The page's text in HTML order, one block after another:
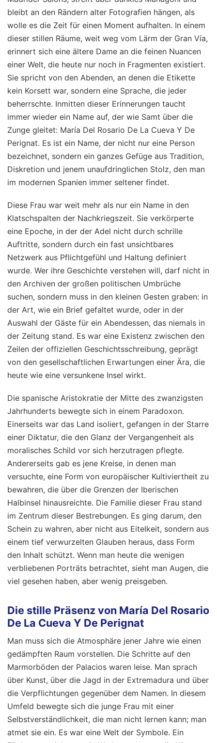
bleibt an den Rändern alter Fotografien hängen, als
wolle es die Zeit für einen Moment aufhalten. In einem
dieser stillen Räume, weit weg vom Lärm der Gran Vía,
erinnert sich eine ältere Dame an die feinen Nuancen
einer Welt, die heute nur noch in Fragmenten existiert.
Sie spricht von den Abenden, an denen die Etikette
kein Korsett war, sondern eine Sprache, die jeder
beherrschte. Inmitten dieser Erinnerungen taucht
immer wieder ein Name auf, der wie Samt über die
Zunge gleitet: María Del Rosario De La Cueva Y De
Perignat. Es ist ein Name, der nicht nur eine Person
bezeichnet, sondern ein ganzes Gefüge aus Tradition,
Diskretion und jenem unaufdringlichen Stolz, den man
im modernen Spanien immer seltener findet.
Diese Frau war weit mehr als nur ein Name in den
Klatschspalten der Nachkriegszeit. Sie verkörperte
eine Epoche, in der der Adel nicht durch schrille
Auftritte, sondern durch ein fast unsichtbares
Netzwerk aus Pflichtgefühl und Haltung definiert
wurde. Wer ihre Geschichte verstehen will, darf nicht in
den Archiven der großen politischen Umbrüche
suchen, sondern muss in den kleinen Gesten graben: in
der Art, wie ein Brief gefaltet wurde, oder in der
Auswahl der Gäste für ein Abendessen, das niemals in
der Zeitung stand. Es war eine Existenz zwischen den
Zeilen der offiziellen Geschichtsschreibung, geprägt
von den gesellschaftlichen Erwartungen einer Ära, die
heute wie eine versunkene Insel wirkt.
Die spanische Aristokratie der Mitte des zwanzigsten
Jahrhunderts bewegte sich in einem Paradoxon.
Einerseits war das Land isoliert, gefangen in der Starre
einer Diktatur, die den Glanz der Vergangenheit als
moralisches Schild vor sich herzutragen pflegte.
Andererseits gab es jene Kreise, in denen man
versuchte, eine Form von europäischer Kultiviertheit zu
bewahren, die über die Grenzen der Iberischen
Halbinsel hinausreichte. Die Familie dieser Frau stand
im Zentrum dieser Bestrebungen. Es ging darum, den
Schein zu wahren, aber nicht aus Eitelkeit, sondern aus
einem tief verwurzelten Glauben heraus, dass Form
den Inhalt schützt. Wenn man heute die wenigen
verbliebenen Porträts betrachtet, sieht man Augen, die
viel gesehen haben, aber wenig preisgeben.
Die stille Präsenz von María Del Rosario
De La Cueva Y De Perignat
Man muss sich die Atmosphäre jener Jahre wie einen
gedämpften Raum vorstellen. Die Schritte auf den
Marmorböden der Palacios waren leise. Man sprach
über Kunst, über die Jagd in der Extremadura und über
die Verpflichtungen gegenüber dem Namen. In diesem
Umfeld bewegte sich die junge Frau mit einer
Selbstverständlichkeit, die man nicht lernen kann; man
atmet sie ein. Es war eine Welt der Symbole. Ein